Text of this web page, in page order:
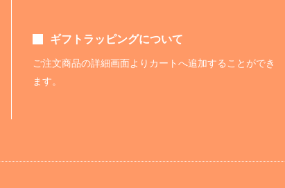
ギフトラッピングについて
ご注文商品の詳細画面よりカートへ追加することができ
ます。